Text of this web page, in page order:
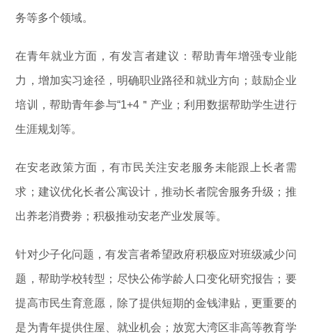
务等多个领域。
在青年就业方面，有发言者建议：帮助青年增强专业能
力，增加实习途径，明确职业路径和就业方向；鼓励企业
培训，帮助青年参与“1+4＂产业；利用数据帮助学生进行
生涯规划等。
在安老政策方面，有市民关注安老服务未能跟上长者需
求；建议优化长者公寓设计，推动长者院舍服务升级；推
出养老消费劵；积极推动安老产业发展等。
针对少子化问题，有发言者希望政府积极应对班级减少问
题，帮助学校转型；尽快公佈学龄人口变化研究报告；要
提高市民生育意愿，除了提供短期的金钱津贴，更重要的
是为青年提供住屋、就业机会；放宽大湾区非高等教育学